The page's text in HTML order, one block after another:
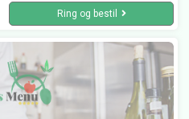
Ring og bestil